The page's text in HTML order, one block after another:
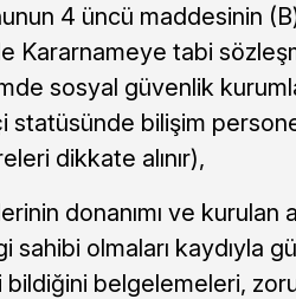
4 üncü maddesinin
Kararnameye tabi
sosyal güvenlik
statüsünde bilişim
dikkate alınır),
donanımı ve kurulan
sahibi olmaları kaydıyla
bildiğini belgelemeleri,